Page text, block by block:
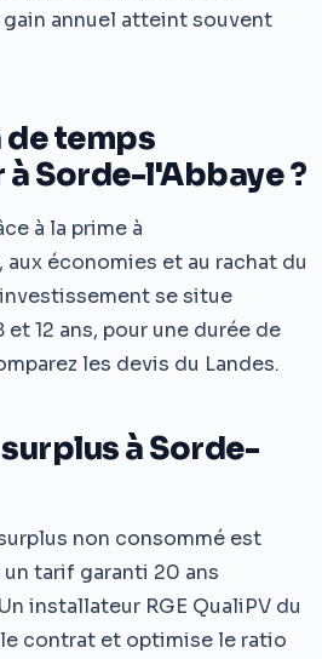
gain annuel atteint souvent
de temps
Sorde-l'Abbaye ?
à la prime à
économies et au rachat du
se situe
12 ans, pour une durée de
les devis du Landes.
à Sorde-
non consommé est
un tarif garanti 20 ans
installateur RGE QualiPV du
contrat et optimise le ratio